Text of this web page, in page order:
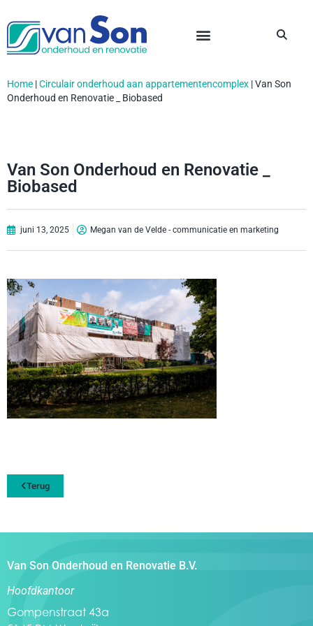
Home |Circulair onderhoud aan appartementencomplex |Van Son
Onderhoud en Renovatie _ Biobased
Van Son Onderhoud en Renovatie _
Biobased
juni 13, 2025 Megan van de Velde - communicatie en marketing
Terug
Van Son Onderhoud en Renovatie B.V.
Hoofdkantoor
Gompenstraat 43a